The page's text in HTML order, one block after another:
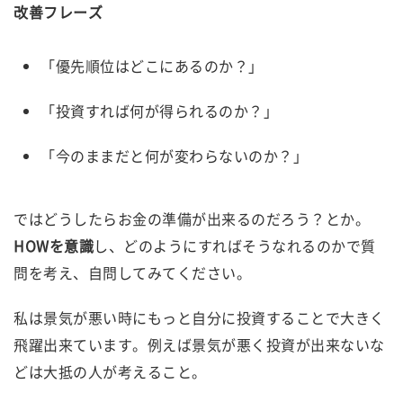
改善フレーズ
「優先順位はどこにあるのか？」
「投資すれば何が得られるのか？」
「今のままだと何が変わらないのか？」
ではどうしたらお金の準備が出来るのだろう？とか。
HOWを意識し、どのようにすればそうなれるのかで質
問を考え、自問してみてください。
私は景気が悪い時にもっと自分に投資することで大きく
飛躍出来ています。例えば景気が悪く投資が出来ないな
どは大抵の人が考えること。